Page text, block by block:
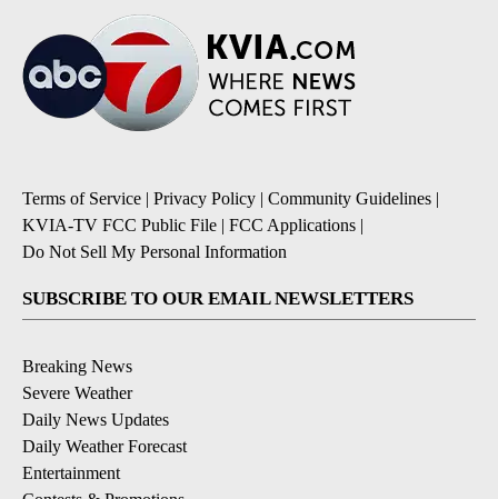
Terms of Service | Privacy Policy | Community Guidelines |
KVIA-TV FCC Public File | FCC Applications |
Do Not Sell My Personal Information
SUBSCRIBE TO OUR EMAIL NEWSLETTERS
Breaking News
Severe Weather
Daily News Updates
Daily Weather Forecast
Entertainment